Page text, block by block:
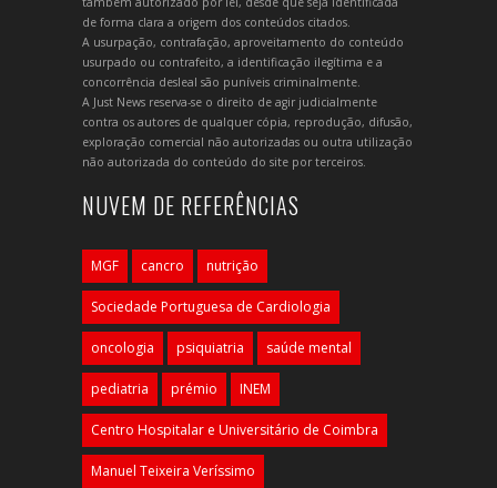
de forma clara a origem dos conteúdos citados.
A usurpação, contrafação, aproveitamento do conteúdo
usurpado ou contrafeito, a identificação ilegítima e a
concorrência desleal são puníveis criminalmente.
A Just News reserva-se o direito de agir judicialmente
contra os autores de qualquer cópia, reprodução, difusão,
exploração comercial não autorizadas ou outra utilização
não autorizada do conteúdo do site por terceiros.
NUVEM DE REFERÊNCIAS
MGF cancro nutrição
Sociedade Portuguesa de Cardiologia
oncologia psiquiatria saúde mental
pediatria prémio INEM
Centro Hospitalar e Universitário de Coimbra
Manuel Teixeira Veríssimo